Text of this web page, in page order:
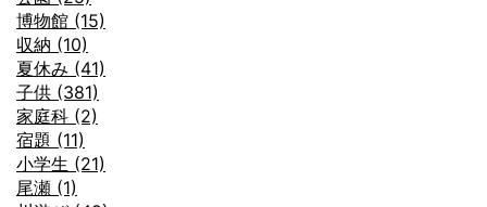
博物館 (15)
収納 (10)
夏休み (41)
子供 (381)
家庭科 (2)
宿題 (11)
小学生 (21)
尾瀬 (1)